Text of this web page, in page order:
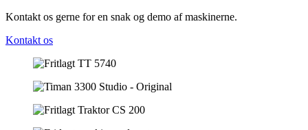
Kontakt os gerne for en snak og demo af maskinerne.
Kontakt os